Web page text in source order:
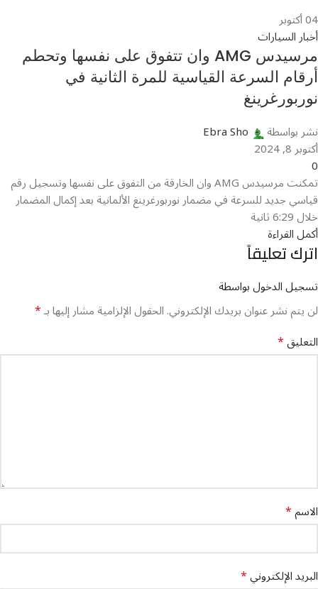
04أكتوبر
أخبار السيارات
مرسيدس AMG وان تتفوق على نفسها وتحطم
أرقام السرعة القياسية للمرة الثانية في
نوربورغرينغ
نشر بواسطة Ebra Sho
أكتوبر 8, 2024
0
تمكنت مرسيدس AMG وان الخارقة من التفوق على نفسها وتسجيل رقم
قياسي جديد للسرعة في مضمار نوربورغرينغ الألمانية بعد إكمال المضمار
خلال 6:29 ثانية
أكمل القراءة
اترك تعليقاً
تسجيل الدخول بواسطة
لن يتم نشر عنوان بريدك الإلكتروني.الحقول الإلزامية مشار إليها بـ*
التعليق*
الاسم*
البريد الإلكتروني*